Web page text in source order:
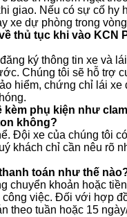
giao. Nếu có sự cố hy
xe dự phòng trong
thủ tục khi vào KCN
ký thông tin xe và
Chúng tôi sẽ hỗ trợ
hiểm, chứng chỉ lái xe
kèm phụ kiện như
không?
Đội xe của chúng tôi
khách chỉ cần nêu rõ
toán như thế
chuyển khoản hoặc
công việc. Đối với hợp
theo tuần hoặc 15